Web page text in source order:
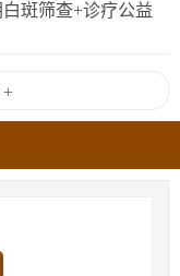
白斑筛查+诊疗公益